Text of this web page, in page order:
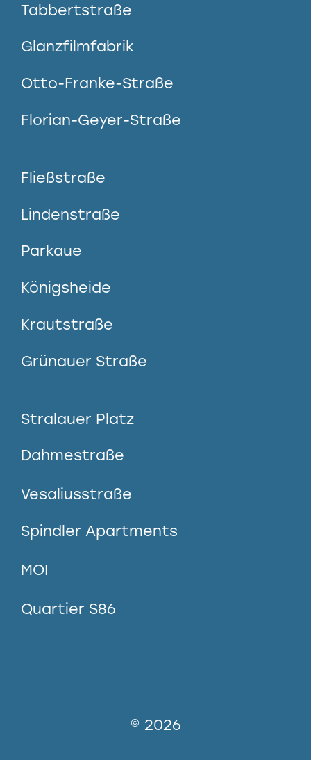
Tabbertstraße
Glanzfilmfabrik
Otto-Franke-Straße
Florian-Geyer-Straße
Fließstraße
Lindenstraße
Parkaue
Königsheide
Krautstraße
Grünauer Straße
Stralauer Platz
Dahmestraße
Vesaliusstraße
Spindler Apartments
MOI
Quartier S86
© 2026